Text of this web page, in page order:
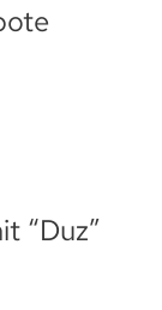
“Duz”